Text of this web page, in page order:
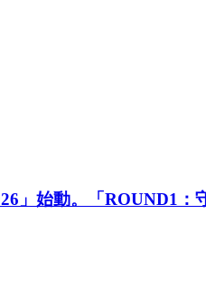
」始動。「ROUND1：